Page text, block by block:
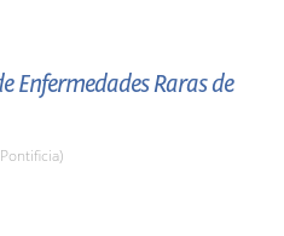
Enfermedades Raras de